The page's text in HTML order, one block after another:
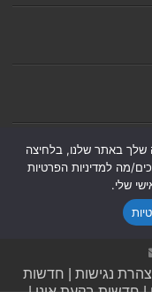
נגישות
חדשות
|חדשות בקעת אונו|
שלך באתר שלנו, בלחיצה
מה למדיניות הפרטיות
שלי.